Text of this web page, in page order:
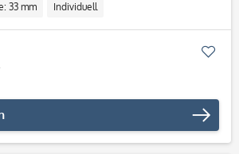
33 mm Individuell